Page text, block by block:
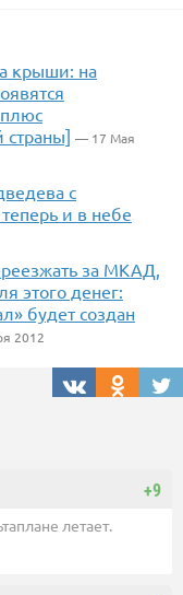
крыши: на
страны] — 17 Мая
с
и в небе
за МКАД,
этого денег:
будет создан
2012
+9
летает.